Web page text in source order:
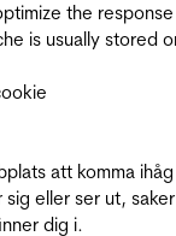
the
is usually stored
att komma ihåg
eller ser ut,
dig i.